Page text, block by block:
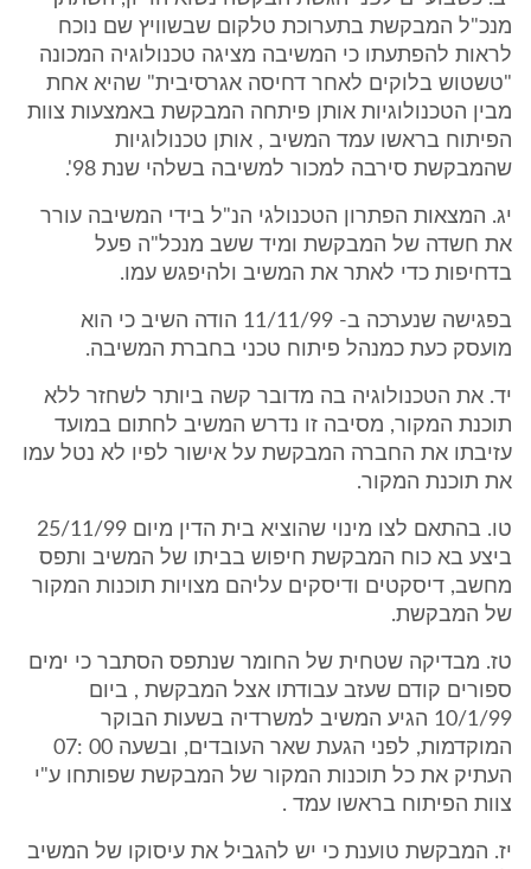
מנכ"ל המבקשת בתערוכת טלקום שבשוויץ שם נוכח
לראות להפתעתו כי המשיבה מציגה טכנולוגיה המכונה
"טשטוש בלוקים לאחר דחיסה אגרסיבית" שהיא אחת
מבין הטכנולוגיות אותן פיתחה המבקשת באמצעות צוות
הפיתוח בראשו עמד המשיב , אותן טכנולוגיות
שהמבקשת סירבה למכור למשיבה בשלהי שנת 98'.
יג. המצאות הפתרון הטכנולגי הנ"ל בידי המשיבה עורר
את חשדה של המבקשת ומיד ששב מנכל"ה פעל
בדחיפות כדי לאתר את המשיב ולהיפגש עמו.
בפגישה שנערכה ב- 11/11/99 הודה השיב כי הוא
מועסק כעת כמנהל פיתוח טכני בחברת המשיבה.
יד. את הטכנולוגיה בה מדובר קשה ביותר לשחזר ללא
תוכנת המקור, מסיבה זו נדרש המשיב לחתום במועד
עזיבתו את החברה המבקשת על אישור לפיו לא נטל עמו
את תוכנת המקור.
טו. בהתאם לצו מינוי שהוציא בית הדין מיום 25/11/99
ביצע בא כוח המבקשת חיפוש בביתו של המשיב ותפס
מחשב, דיסקטים ודיסקים עליהם מצויות תוכנות המקור
של המבקשת.
טז. מבדיקה שטחית של החומר שנתפס הסתבר כי ימים
ספורים קודם שעזב עבודתו אצל המבקשת , ביום
10/1/99 הגיע המשיב למשרדיה בשעות הבוקר
המוקדמות, לפני הגעת שאר העובדים, ובשעה 00 :07
העתיק את כל תוכנות המקור של המבקשת שפותחו ע"י
צוות הפיתוח בראשו עמד .
יז. המבקשת טוענת כי יש להגביל את עיסוקו של המשיב